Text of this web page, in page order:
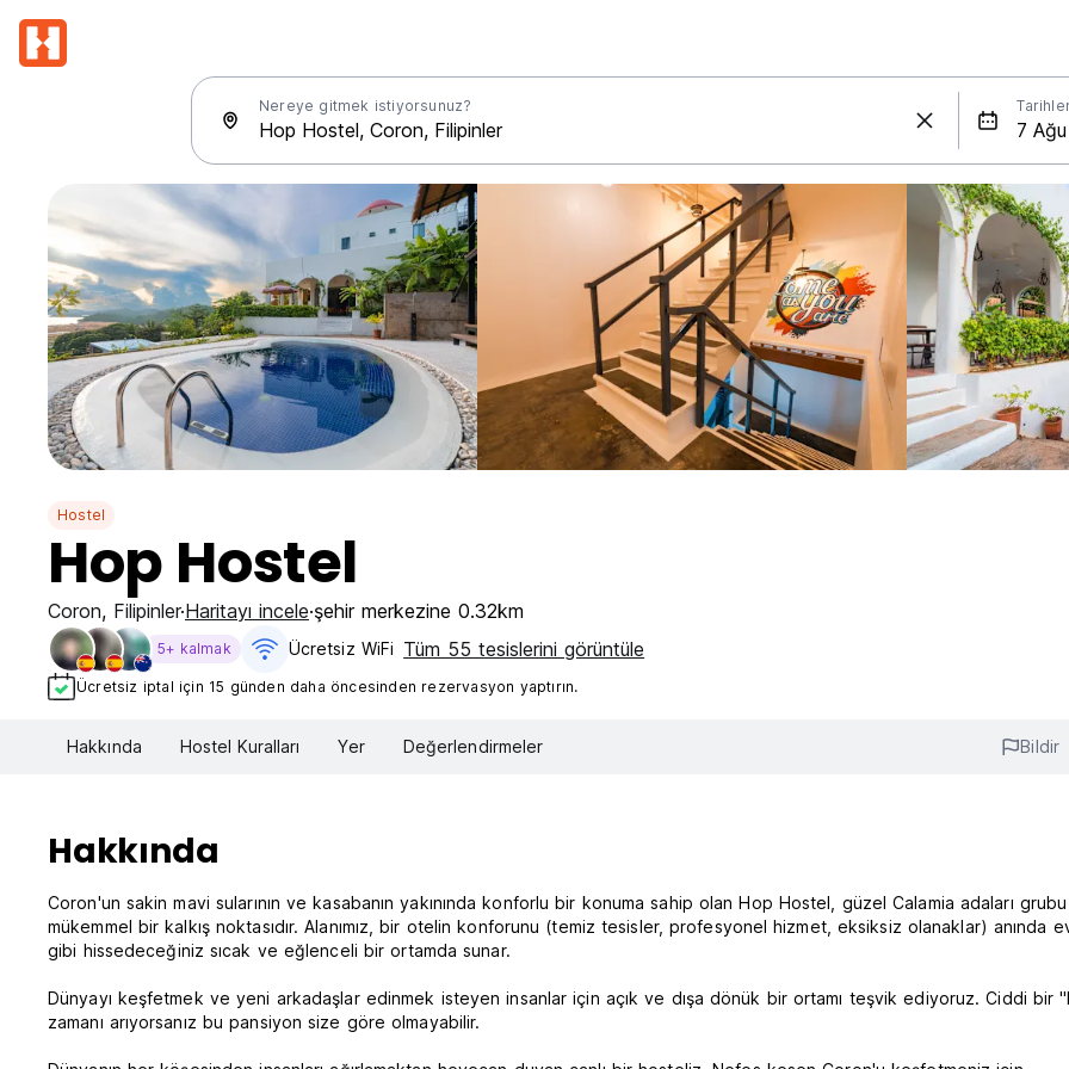
Nereye gitmek istiyorsunuz?
Hostel
Hop Hostel
Coron, Filipinler Haritayı incele şehir merkezine 0.32km
5+ kalmak Ücretsiz WiFi Tüm 55 tesislerini görüntüle
Ücretsiz iptal için 15 günden daha öncesinden rezervasyon yaptırın.
Hakkında Hostel Kuralları Yer Değerlendirmeler Bildir
Hakkında
Coron'un sakin mavi sularının ve kasabanın yakınında konforlu bir konuma sahip olan Hop Hostel, güzel Calamia adaları
mükemmel bir kalkış noktasıdır. Alanımız, bir otelin konforunu (temiz tesisler, profesyonel hizmet, eksiksiz olanaklar) anında
gibi hissedeceğiniz sıcak ve eğlenceli bir ortamda sunar.
Dünyayı keşfetmek ve yeni arkadaşlar edinmek isteyen insanlar için açık ve dışa dönük bir ortamı teşvik ediyoruz. Ciddi bir
zamanı arıyorsanız bu pansiyon size göre olmayabilir.